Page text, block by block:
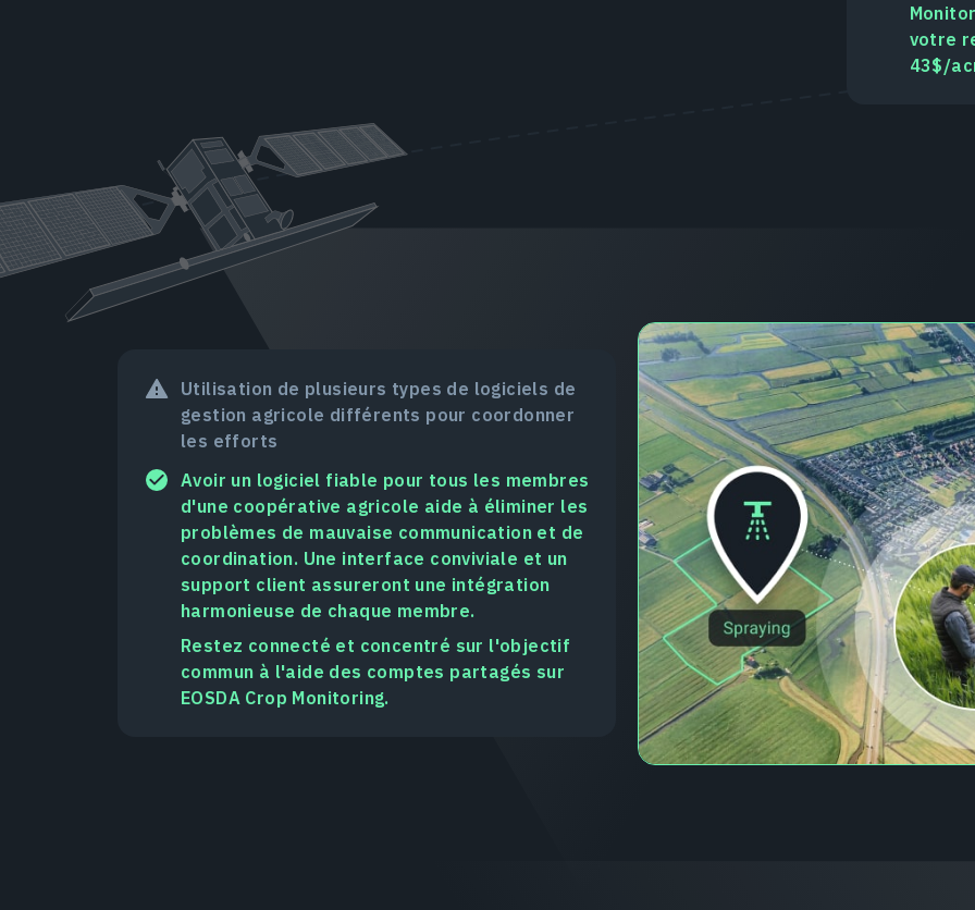
votre
43$/
Utilisation de plusieurs types de logiciels de
gestion agricole différents pour coordonner
les efforts
Avoir un logiciel fiable pour tous les membres
d'une coopérative agricole aide à éliminer les
problèmes de mauvaise communication et de
coordination. Une interface conviviale et un
support client assureront une intégration
harmonieuse de chaque membre.
Restez connecté et concentré sur l'objectif
commun à l'aide des comptes partagés sur
EOSDA Crop Monitoring.